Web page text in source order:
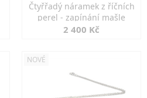
Čtyřřadý náramek z říčních
perel - zapínání mašle
2 400 Kč
NOVÉ